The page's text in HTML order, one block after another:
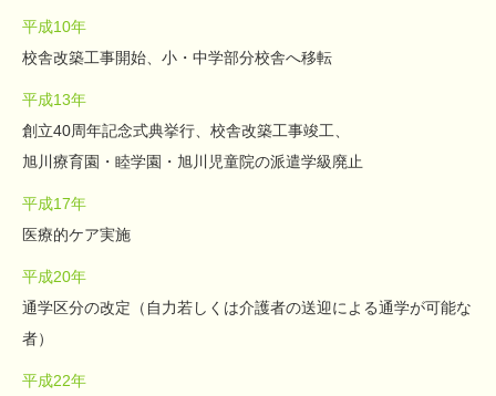
平成10年
校舎改築工事開始、小・中学部分校舎へ移転
平成13年
創立40周年記念式典挙行、校舎改築工事竣工、
旭川療育園・睦学園・旭川児童院の派遣学級廃止
平成17年
医療的ケア実施
平成20年
通学区分の改定（自力若しくは介護者の送迎による通学が可能な
者）
平成22年